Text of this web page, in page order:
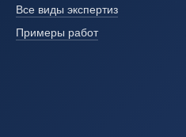
Все виды экспертиз
Примеры работ